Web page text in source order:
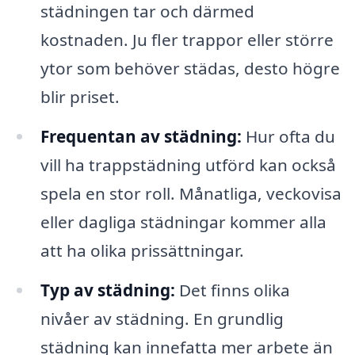
städningen tar och därmed
kostnaden. Ju fler trappor eller större
ytor som behöver städas, desto högre
blir priset.
Frequentan av städning: Hur ofta du
vill ha trappstädning utförd kan också
spela en stor roll. Månatliga, veckovisa
eller dagliga städningar kommer alla
att ha olika prissättningar.
Typ av städning: Det finns olika
nivåer av städning. En grundlig
städning kan innefatta mer arbete än